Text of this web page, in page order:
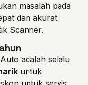
masalah pada
dan akurat
Scanner.
adalah selalu
untuk